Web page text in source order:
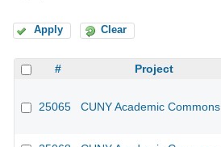
Apply Clear
# Project
25065 CUNY Academic Commons